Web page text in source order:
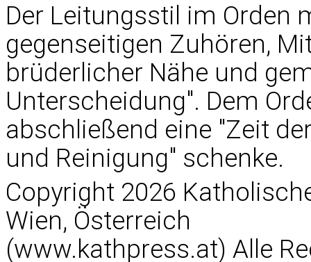
Der Leitungsstil im Orden
gegenseitigen Zuhören,
brüderlicher Nähe und
Unterscheidung". Dem
abschließend eine "Zeit
und Reinigung" schenke.
Copyright 2026
Wien, Österreich
(www.kathpress.at) Alle